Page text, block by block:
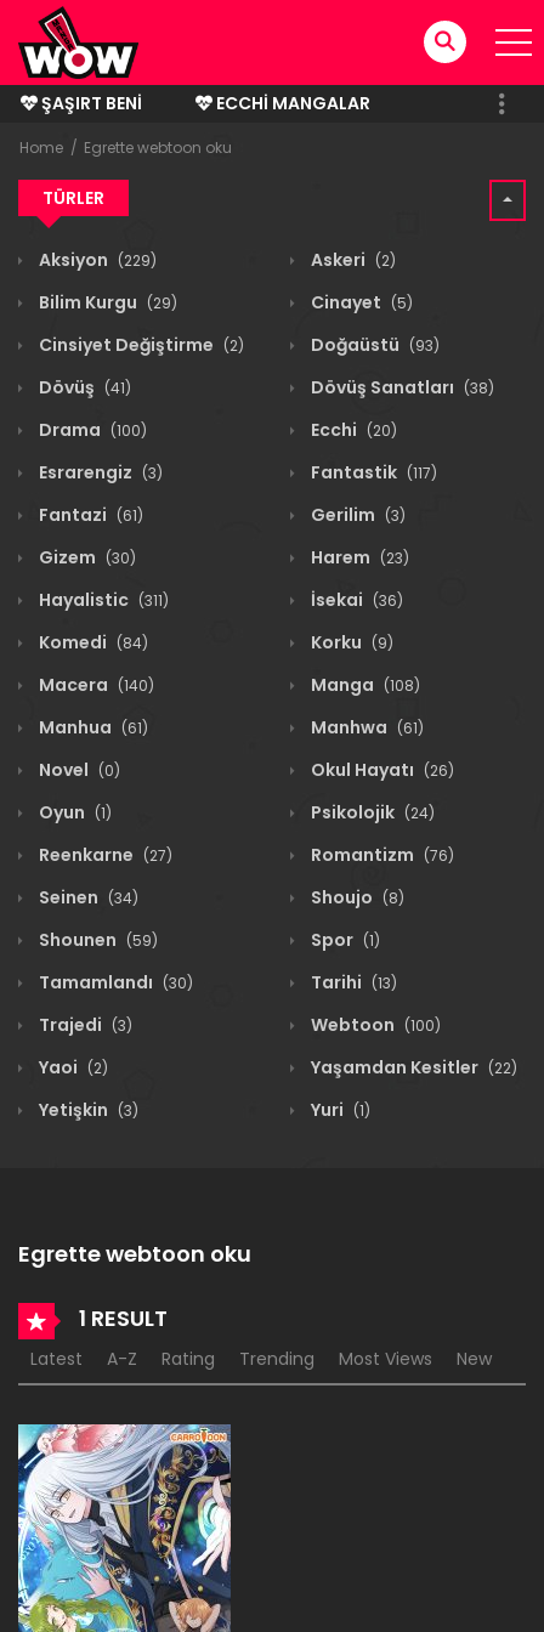
ŞAŞIRT BENI
ECCHI MANGALAR
BITMIŞ MANGALAR
Home Egrette webtoon oku
TÜRLER
Aksiyon (229) Askeri (2)
Bilim Kurgu (29) Cinayet (5)
Cinsiyet Değiştirme (2) Doğaüstü (93)
Dövüş (41) Dövüş Sanatları (38)
Drama (100) Ecchi (20)
Esrarengiz (3) Fantastik (117)
Fantazi (61) Gerilim (3)
Gizem (30) Harem (23)
Hayalistic (311) İsekai (36)
Komedi (84) Korku (9)
Macera (140) Manga (108)
Manhua (61) Manhwa (61)
Novel (0) Okul Hayatı (26)
Oyun (1) Psikolojik (24)
Reenkarne (27) Romantizm (76)
Seinen (34) Shoujo (8)
Shounen (59) Spor (1)
Tamamlandı (30) Tarihi (13)
Trajedi (3) Webtoon (100)
Yaoi (2) Yaşamdan Kesitler (22)
Yetişkin (3) Yuri (1)
Egrette webtoon oku
1 RESULT
Latest A-Z Rating Trending Most Views New